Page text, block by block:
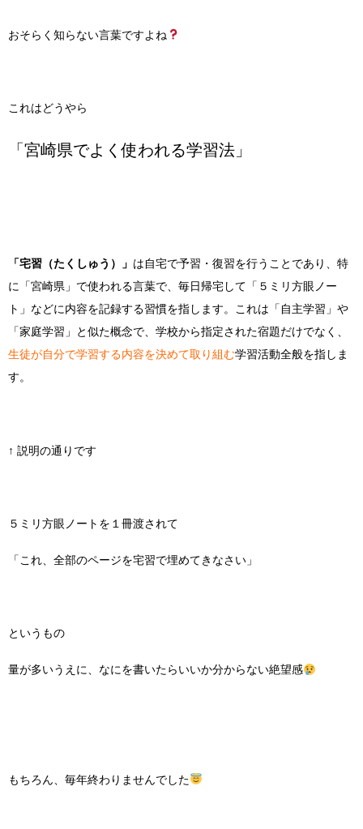
おそらく知らない言葉ですよね
これはどうやら
「宮崎県でよく使われる学習法」
「宅習（たくしゅう）」 は自宅で予習・復習を行うことであり、特
に「宮崎県」で使われる言葉で、毎日帰宅して「５ミリ方眼ノー
ト」などに内容を記録する習慣を指します。これは「自主学習」や
「家庭学習」と似た概念で、学校から指定された宿題だけでなく、
生徒が自分で学習する内容を決めて取り組む学習活動全般を指しま
す。
↑ 説明の通りです
５ミリ方眼ノートを１冊渡されて
「これ、全部のページを宅習で埋めてきなさい」
というもの
量が多いうえに、なにを書いたらいいか分からない絶望感
もちろん、毎年終わりませんでした